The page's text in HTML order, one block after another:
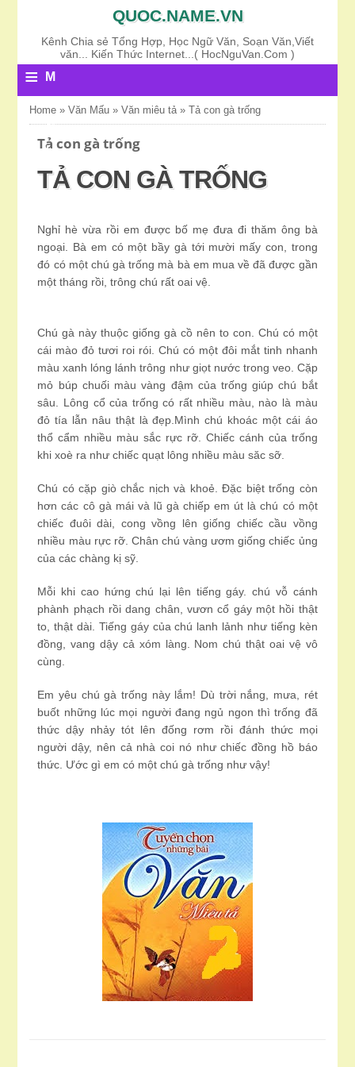
QUOC.NAME.VN
Kênh Chia sẻ Tổng Hợp, Học Ngữ Văn, Soạn Văn,Viết
văn... Kiến Thức Internet...( HocNguVan.Com )
≡
M
N
U
Home »Văn Mấu »Văn miêu tả»Tả con gà trống
Tả con gà trống
TẢ CON GÀ TRỐNG
Nghỉ hè vừa rồi em được bố mẹ đưa đi thăm ông bà
ngoại. Bà em có một bầy gà tới mười mấy con, trong
đó có một chú gà trống mà bà em mua về đã được gần
một tháng rồi, trông chú rất oai vệ.
Chú gà này thuộc giống gà cồ nên to con. Chú có một
cái mào đỏ tươi roi rói. Chú có một đôi mắt tinh nhanh
màu xanh lóng lánh trông như giọt nước trong veo. Cặp
mỏ búp chuối màu vàng đậm của trống giúp chú bắt
sâu. Lông cổ của trống có rất nhiều màu, nào là màu
đỏ tía lẫn nâu thật là đẹp.Mình chú khoác một cái áo
thổ cẩm nhiều màu sắc rực rỡ. Chiếc cánh của trống
khi xoè ra như chiếc quạt lông nhiều màu săc sỡ.
Chú có cặp giò chắc nịch và khoẻ. Đặc biệt trống còn
hơn các cô gà mái và lũ gà chiếp em út là chú có một
chiếc đuôi dài, cong vồng lên giống chiếc cầu vồng
nhiều màu rực rỡ. Chân chú vàng ươm giống chiếc ủng
của các chàng kị sỹ.
Mỗi khi cao hứng chú lại lên tiếng gáy. chú vỗ cánh
phành phạch rồi dang chân, vươn cổ gáy một hồi thật
to, thật dài. Tiếng gáy của chú lanh lảnh như tiếng kèn
đồng, vang dậy cả xóm làng. Nom chú thật oai vệ vô
cùng.
Em yêu chú gà trống này lắm! Dù trời nắng, mưa, rét
buốt những lúc mọi người đang ngủ ngon thì trống đã
thức dậy nhảy tót lên đống rơm rồi đánh thức mọi
người dậy, nên cả nhà coi nó như chiếc đồng hồ báo
thức. Ước gì em có một chú gà trống như vậy!